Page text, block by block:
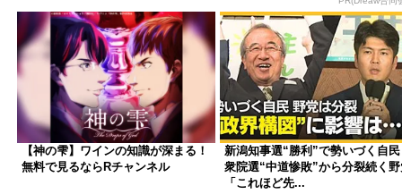
【神の雫】ワインの知識が深まる！
無料で見るならRチャンネル
新潟知事選“勝利”で勢いづく自
衆院選“中道惨敗”から分裂続く
「これほど先...